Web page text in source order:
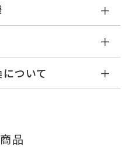
ゴールド
ド0.018ct
す。
、以下の日程にて発送
内に発送」の商品
ついて
注文状況をご確認いた
品